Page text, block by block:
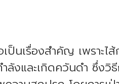
ป็นเรื่องสำคัญ เพราะไ
ลังและเกิดควันดำ ซึ่ง